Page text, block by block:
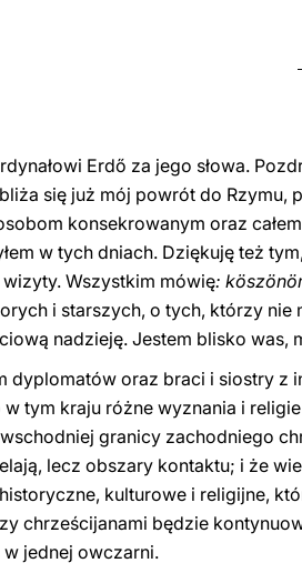
Erdő za jego słowa.
się już mój powrót do
konsekrowanym oraz
w tych dniach. Dziękuję też
Wszystkim mówię:
i starszych, o tych, którzy
nadzieję. Jestem blisko was,
dyplomatów oraz braci i siostry z
tym kraju różne wyznania i
granicy zachodniego
lecz obszary kontaktu; i że
kulturowe i religijne,
chrześcijanami będzie
jednej owczarni.